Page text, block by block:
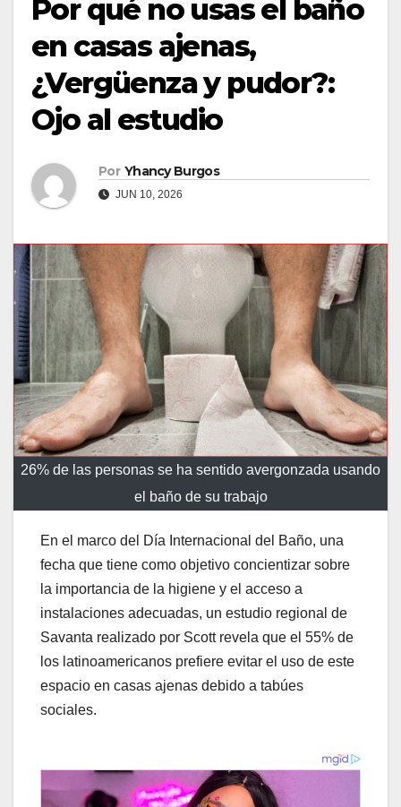
Por qué no usas el baño
en casas ajenas,
¿Vergüenza y pudor?:
Ojo al estudio
Por Yhancy Burgos
JUN 10, 2026
26% de las personas se ha sentido avergonzada usando
el baño de su trabajo
En el marco del Día Internacional del Baño, una
fecha que tiene como objetivo concientizar sobre
la importancia de la higiene y el acceso a
instalaciones adecuadas, un estudio regional de
Savanta realizado por Scott revela que el 55% de
los latinoamericanos prefiere evitar el uso de este
espacio en casas ajenas debido a tabúes
sociales.